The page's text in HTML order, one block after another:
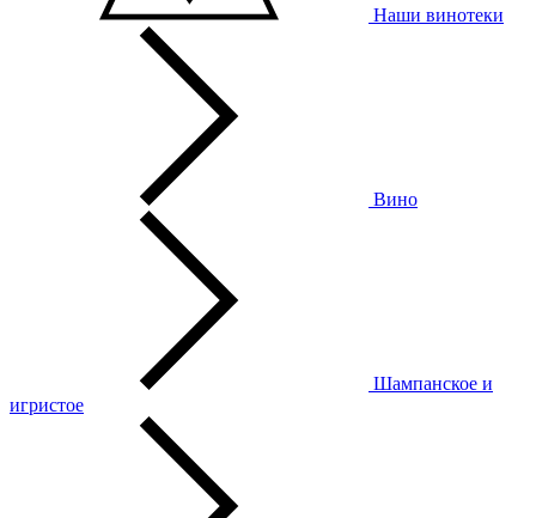
Наши винотеки
Вино
Шампанское и
игристое